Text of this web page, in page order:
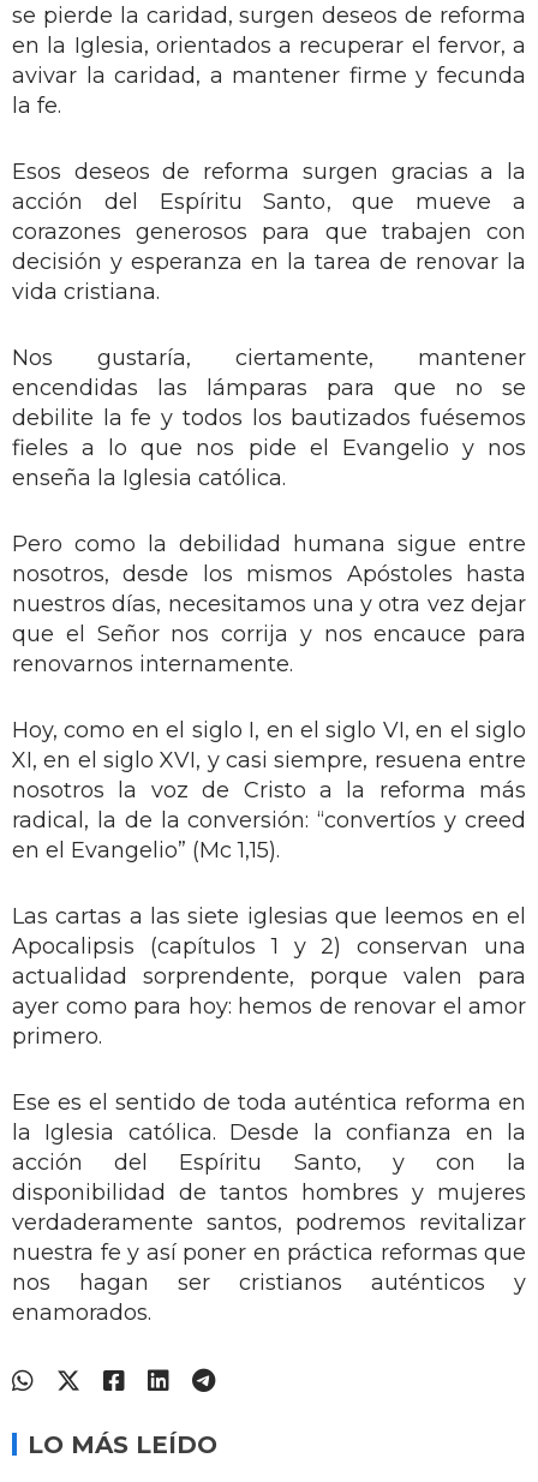
se pierde la caridad, surgen deseos de reforma
en la Iglesia, orientados a recuperar el fervor, a
avivar la caridad, a mantener firme y fecunda
la fe.
Esos deseos de reforma surgen gracias a la
acción del Espíritu Santo, que mueve a
corazones generosos para que trabajen con
decisión y esperanza en la tarea de renovar la
vida cristiana.
Nos gustaría, ciertamente, mantener
encendidas las lámparas para que no se
debilite la fe y todos los bautizados fuésemos
fieles a lo que nos pide el Evangelio y nos
enseña la Iglesia católica.
Pero como la debilidad humana sigue entre
nosotros, desde los mismos Apóstoles hasta
nuestros días, necesitamos una y otra vez dejar
que el Señor nos corrija y nos encauce para
renovarnos internamente.
Hoy, como en el siglo I, en el siglo VI, en el siglo
XI, en el siglo XVI, y casi siempre, resuena entre
nosotros la voz de Cristo a la reforma más
radical, la de la conversión: “convertíos y creed
en el Evangelio” (Mc 1,15).
Las cartas a las siete iglesias que leemos en el
Apocalipsis (capítulos 1 y 2) conservan una
actualidad sorprendente, porque valen para
ayer como para hoy: hemos de renovar el amor
primero.
Ese es el sentido de toda auténtica reforma en
la Iglesia católica. Desde la confianza en la
acción del Espíritu Santo, y con la
disponibilidad de tantos hombres y mujeres
verdaderamente santos, podremos revitalizar
nuestra fe y así poner en práctica reformas que
nos hagan ser cristianos auténticos y
enamorados.
LO MÁS LEÍDO